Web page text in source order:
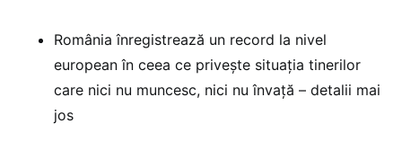
România înregistrează un record la nivel
european în ceea ce privește situația tinerilor
care nici nu muncesc, nici nu învață – detalii mai
jos